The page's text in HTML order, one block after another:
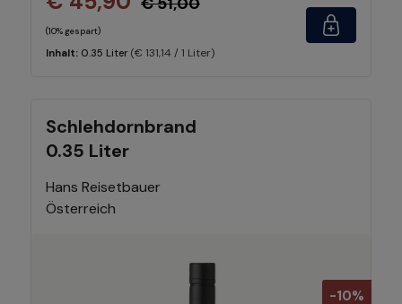
(10% gespart)
Inhalt: 0.35 Liter (€ 131,14 / 1 Liter)
Schlehdornbrand
0.35 Liter
Hans Reisetbauer
Österreich
-10%